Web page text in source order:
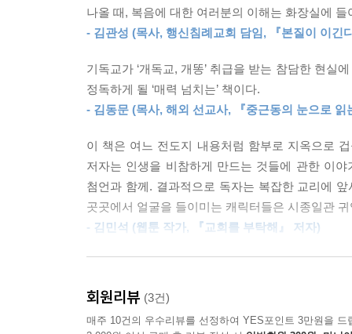
나올 때, 복음에 대한 여러분의 이해는 화장실에
- 김관성 (목사, 행신침례교회 담임, 『본질이 이긴
기독교가 ‘개독교, 개똥’ 취급을 받는 참담한 현실
정독하게 될 ‘매력 넘치는’ 책이다.
- 김동문 (목사, 해외 선교사, 『중근동의 눈으로 읽
이 책은 여느 전도지 내용처럼 함부로 지옥으로
저자는 인생을 비참하게 만드는 것들에 관한 이
첨언과 함께. 결과적으로 독자는 복잡한 교리에
곳곳에서 얼굴을 들이미는 캐릭터들은 시종일관
- 김민석 (웹툰 작가, 『교회를 부탁해』 저자)
만나고 경험하는 계기로 열매 맺기를 소망한다.
- 김성일 (목사, 26대 한국군종목사단장)
회원리뷰 (3건)
매주 10건의 우수리뷰를 선정하여 YES포인트 3만원을 드